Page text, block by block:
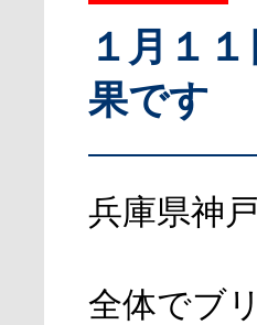
１月１
果です
兵庫県神
全体でブ